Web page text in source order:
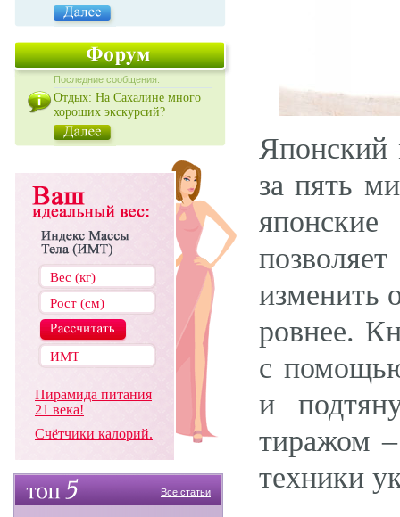
Последние сообщения:
Отдых: На Сахалине много
хороших экскурсий?
Пирамида питания
21 века!
Счётчики калорий.
Все статьи
Японский
за пять
изменить
ровнее.
с
и
тиражом
техники